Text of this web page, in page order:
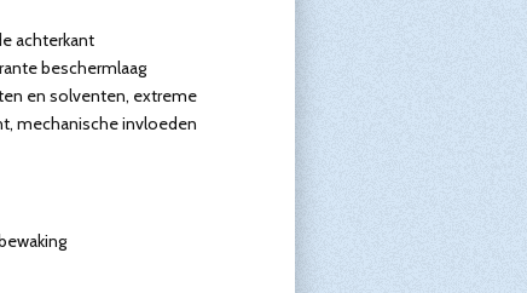
achterkant
beschermlaag
en solventen, extreme
mechanische invloeden